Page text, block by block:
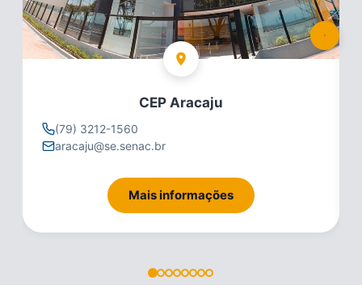
CEP Aracaju
(79) 3212-1560
aracaju@se.senac.br
Mais informações